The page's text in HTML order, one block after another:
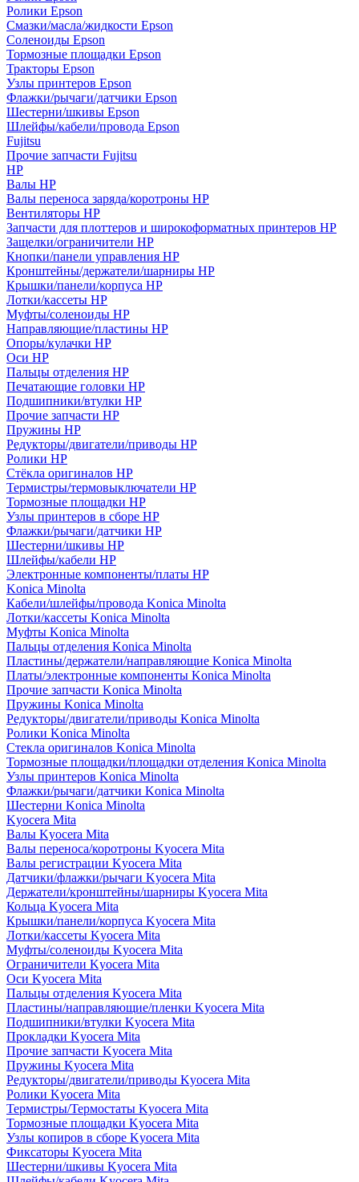
Ролики Epson
Смазки/масла/жидкости Epson
Соленоиды Epson
Тормозные площадки Epson
Тракторы Epson
Узлы принтеров Epson
Флажки/рычаги/датчики Epson
Шестерни/шкивы Epson
Шлейфы/кабели/провода Epson
Fujitsu
Прочие запчасти Fujitsu
HP
Валы HP
Валы переноса заряда/коротроны HP
Вентиляторы HP
Запчасти для плоттеров и широкоформатных принтеров HP
Защелки/ограничители HP
Кнопки/панели управления HP
Кронштейны/держатели/шарниры HP
Крышки/панели/корпуса HP
Лотки/кассеты HP
Муфты/соленоиды HP
Направляющие/пластины HP
Опоры/кулачки HP
Оси HP
Пальцы отделения HP
Печатающие головки HP
Подшипники/втулки HP
Прочие запчасти HP
Пружины HP
Редукторы/двигатели/приводы HP
Ролики HP
Стёкла оригиналов HP
Термистры/термовыключатели HP
Тормозные площадки HP
Узлы принтеров в сборе HP
Флажки/рычаги/датчики HP
Шестерни/шкивы HP
Шлейфы/кабели HP
Электронные компоненты/платы HP
Konica Minolta
Кабели/шлейфы/провода Konica Minolta
Лотки/кассеты Konica Minolta
Муфты Konica Minolta
Пальцы отделения Konica Minolta
Пластины/держатели/направляющие Konica Minolta
Платы/электронные компоненты Konica Minolta
Прочие запчасти Konica Minolta
Пружины Konica Minolta
Редукторы/двигатели/приводы Konica Minolta
Ролики Konica Minolta
Стекла оригиналов Konica Minolta
Тормозные площадки/площадки отделения Konica Minolta
Узлы принтеров Konica Minolta
Флажки/рычаги/датчики Konica Minolta
Шестерни Konica Minolta
Kyocera Mita
Валы Kyocera Mita
Валы переноса/коротроны Kyocera Mita
Валы регистрации Kyocera Mita
Датчики/флажки/рычаги Kyocera Mita
Держатели/кронштейны/шарниры Kyocera Mita
Кольца Kyocera Mita
Крышки/панели/корпуса Kyocera Mita
Лотки/кассеты Kyocera Mita
Муфты/соленоиды Kyocera Mita
Ограничители Kyocera Mita
Оси Kyocera Mita
Пальцы отделения Kyocera Mita
Пластины/направляющие/пленки Kyocera Mita
Подшипники/втулки Kyocera Mita
Прокладки Kyocera Mita
Прочие запчасти Kyocera Mita
Пружины Kyocera Mita
Редукторы/двигатели/приводы Kyocera Mita
Ролики Kyocera Mita
Термистры/Термостаты Kyocera Mita
Тормозные площадки Kyocera Mita
Узлы копиров в сборе Kyocera Mita
Фиксаторы Kyocera Mita
Шестерни/шкивы Kyocera Mita